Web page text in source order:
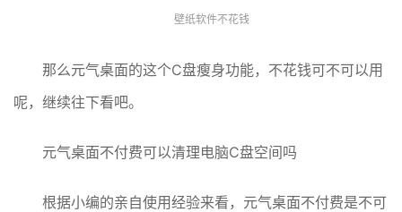
壁纸软件不花钱
那么元气桌面的这个C盘瘦身功能，不花钱可不可以用
呢，继续往下看吧。
元气桌面不付费可以清理电脑C盘空间吗
根据小编的亲自使用经验来看，元气桌面不付费是不可